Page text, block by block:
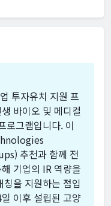
투자유치 지원 프
바이오 및 메디컬
로그램입니다. 이
추천과 함께 전
기업의 IR 역량을
을 지원하는 점입
이후 설립된 고양